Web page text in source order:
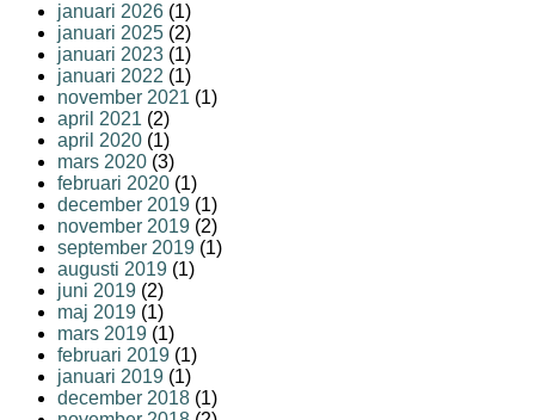
januari 2026 (1)
januari 2025 (2)
januari 2023 (1)
januari 2022 (1)
november 2021 (1)
april 2021 (2)
april 2020 (1)
mars 2020 (3)
februari 2020 (1)
december 2019 (1)
november 2019 (2)
september 2019 (1)
augusti 2019 (1)
juni 2019 (2)
maj 2019 (1)
mars 2019 (1)
februari 2019 (1)
januari 2019 (1)
december 2018 (1)